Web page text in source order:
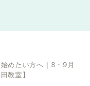
めたい方へ｜8・9月
教室】